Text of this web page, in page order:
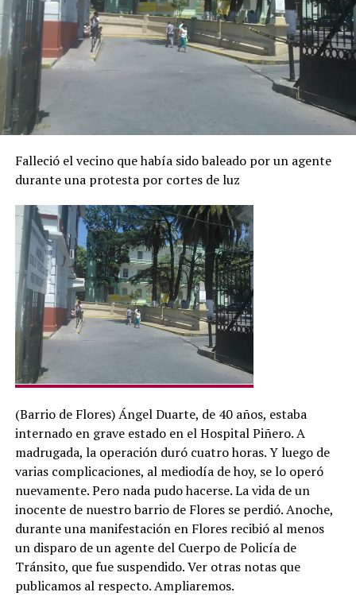
Falleció el vecino que había sido baleado por un agente
durante una protesta por cortes de luz
(Barrio de Flores) Ángel Duarte, de 40 años, estaba
internado en grave estado en el Hospital Piñero. A
madrugada, la operación duró cuatro horas. Y luego de
varias complicaciones, al mediodía de hoy, se lo operó
nuevamente. Pero nada pudo hacerse. La vida de un
inocente de nuestro barrio de Flores se perdió. Anoche,
durante una manifestación en Flores recibió al menos
un disparo de un agente del Cuerpo de Policía de
Tránsito, que fue suspendido. Ver otras notas que
publicamos al respecto. Ampliaremos.